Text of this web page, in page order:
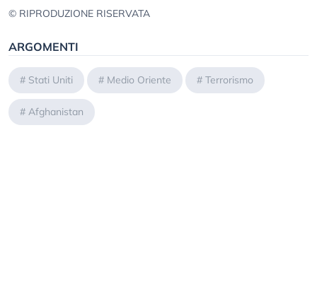
© RIPRODUZIONE RISERVATA
ARGOMENTI
# Stati Uniti # Medio Oriente # Terrorismo
# Afghanistan